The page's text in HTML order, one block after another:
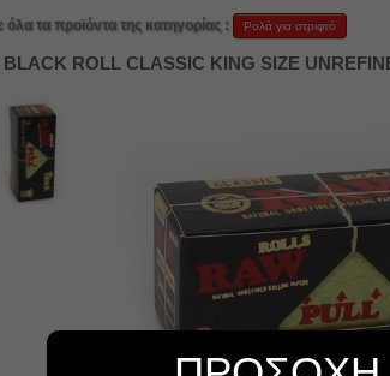
όλα τα προϊόντα της κατηγορίας : Ρολά για στριφτό
BLACK ROLL CLASSIC KING SIZE